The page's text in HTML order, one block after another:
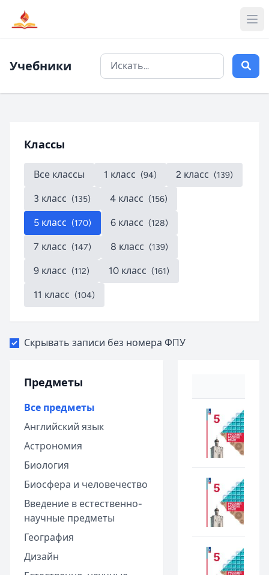
Учебники
Классы
Все классы 1 класс (94) 2 класс (139)
3 класс (135) 4 класс (156)
5 класс (170) 6 класс (128)
7 класс (147) 8 класс (139)
9 класс (112) 10 класс (161)
11 класс (104)
Скрывать записи без номера ФПУ
Предметы
Все предметы
Английский язык
Астрономия
Биология
Биосфера и человечество
Введение в естественно-
научные предметы
География
Дизайн